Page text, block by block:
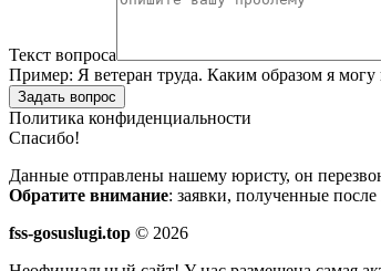
Текст вопроса
Пример: Я ветеран труда. Каким образом я
Задать вопрос
Политика конфиденциальности
Спасибо!
Данные отправлены нашему юристу, он
Обратите внимание: заявки, полученные
fss-gosuslugi.top © 2026